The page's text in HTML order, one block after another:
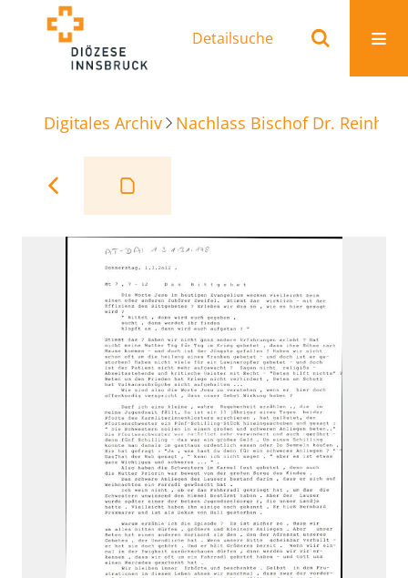
Detailsuche
Digitales Archiv Nachlass Bischof Dr.